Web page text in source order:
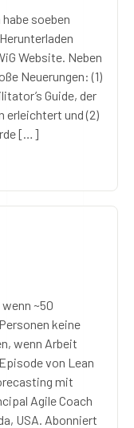
soeben
Website. Neben
Neuerungen: (1)
Guide, der
erleichtert und (2)
[…]
~50
keine
wenn Arbeit
von Lean
mit
Agile Coach
USA. Abonniert